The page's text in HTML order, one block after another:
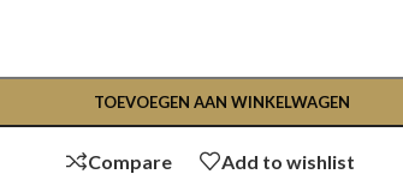
TOEVOEGEN AAN WINKELWAGEN
Compare Add to wishlist